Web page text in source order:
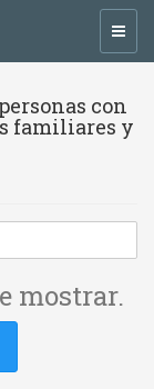
con
familiares y
mostrar.